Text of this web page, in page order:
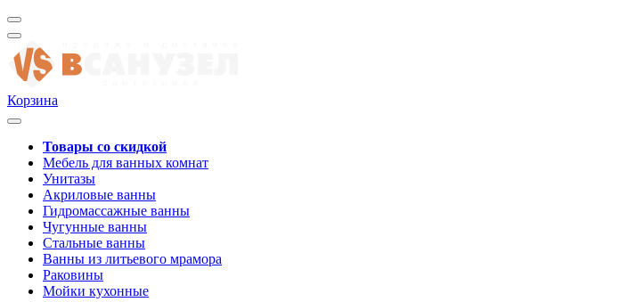
Корзина
Товары со скидкой
Мебель для ванных комнат
Унитазы
Акриловые ванны
Гидромассажные ванны
Чугунные ванны
Стальные ванны
Ванны из литьевого мрамора
Раковины
Мойки кухонные